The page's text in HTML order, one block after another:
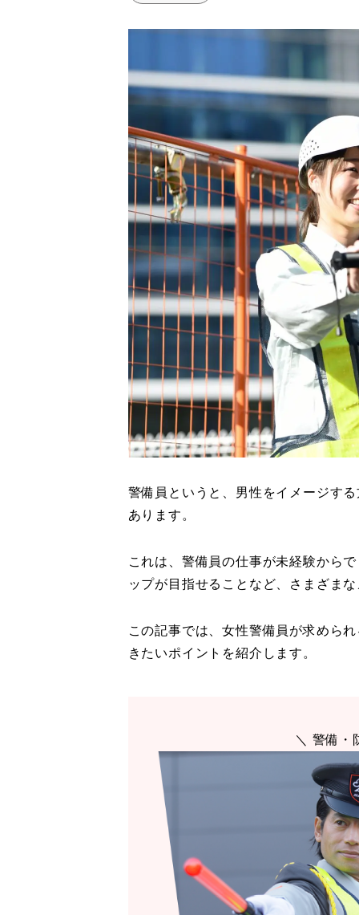
警備員というと、男性をイメージす
あります。
これは、警備員の仕事が未経験から
ップが目指せることなど、さまざま
この記事では、女性警備員が求めら
きたいポイントを紹介します。
＼ 警備・